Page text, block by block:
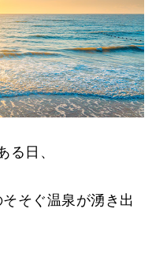
る日、
そそぐ温泉が湧き出